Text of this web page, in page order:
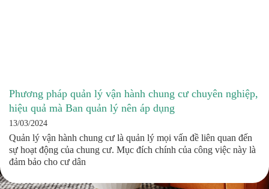
Phương pháp quản lý vận hành chung cư chuyên nghiệp,
hiệu quả mà Ban quản lý nên áp dụng
13/03/2024
Quản lý vận hành chung cư là quản lý mọi vấn đề liên quan đến
sự hoạt động của chung cư. Mục đích chính của công việc này là
đảm bảo cho cư dân